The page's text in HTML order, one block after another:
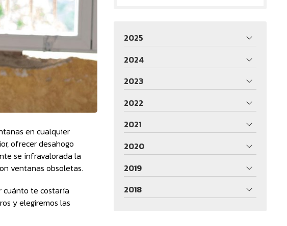
en cualquier
ofrecer desahogo
se infravalorada la
ventanas obsoletas.
cuánto te costaría
y elegiremos las
2025
2024
2023
2022
2021
2020
2019
2018